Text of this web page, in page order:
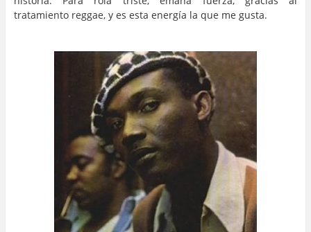
tratamiento reggae, y es esta energía la que me gusta.